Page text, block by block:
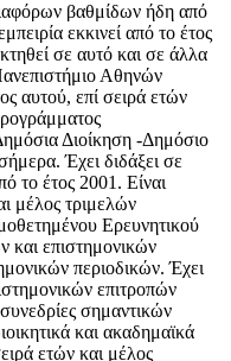
βαθμίδων ήδη από
εκκινεί από το έτος
σε αυτό και σε άλλα
Αθηνών
αυτού, επί σειρά ετών
Διοίκηση -Δημόσιο
Έχει διδάξει σε
το έτος 2001. Είναι
μέλος τριμελών
Ερευνητικού
και επιστημονικών
περιοδικών. Έχει
επιτροπών
σημαντικών
και ακαδημαϊκά
ετών και μέλος